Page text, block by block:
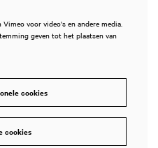
voor video's en andere media.
geven tot het plaatsen van
cookies
cookies